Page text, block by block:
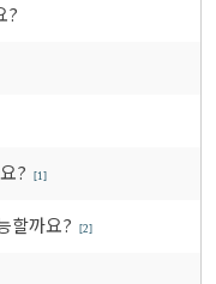
?
? [1]
할까요? [2]